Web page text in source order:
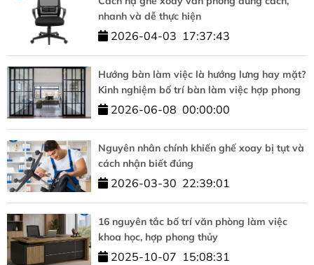
nhanh và dễ thực hiện
2026-04-03 17:37:43
Hướng bàn làm việc là hướng lưng hay mặt?
Kinh nghiệm bố trí bàn làm việc hợp phong
thủy2026-06-08 00:00:00
Nguyên nhân chính khiến ghế xoay bị tụt và
cách nhận biết đúng
2026-03-30 22:39:01
16 nguyên tắc bố trí văn phòng làm việc
khoa học, hợp phong thủy
2025-10-07 15:08:31